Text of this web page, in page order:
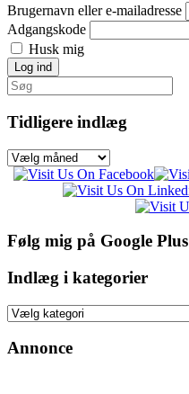
Brugernavn eller e-mailadresse
Adgangskode
Husk mig
Log ind
Søg
efter:
Tidligere indlæg
Tidligere
indlæg
Følg mig på Google Plus
Indlæg i kategorier
Indlæg
kategorier
Annonce